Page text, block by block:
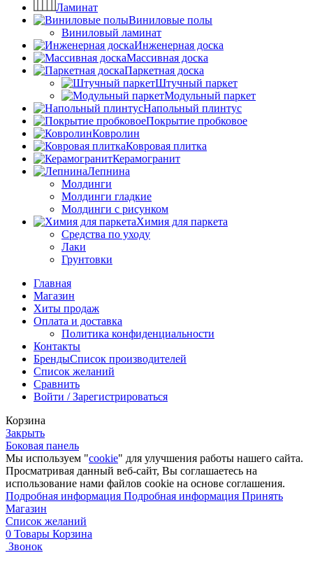
Ламинат
Виниловые полы
Виниловый ламинат
Инженерная доска
Массивная доска
Паркетная доска
Штучный паркет
Модульный паркет
Напольный плинтус
Покрытие пробковое
Ковролин
Ковровая плитка
Керамогранит
Лепнина
Молдинги
Молдинги гладкие
Молдинги с рисунком
Химия для паркета
Средства по уходу
Лаки
Грунтовки
Главная
Магазин
Хиты продаж
Оплата и доставка
Политика конфиденциальности
Контакты
БрендыСписок производителей
Список желаний
Сравнить
Войти / Зарегистрироваться
Корзина
Закрыть
Боковая панель
Мы используем "cookie" для улучшения работы нашего сайта.
Просматривая данный веб-сайт, Вы соглашаетесь на
использование нами файлов cookie на основе соглашения.
Подробная информация Подробная информация Принять
Магазин
Список желаний
0 Товары Корзина
Звонок